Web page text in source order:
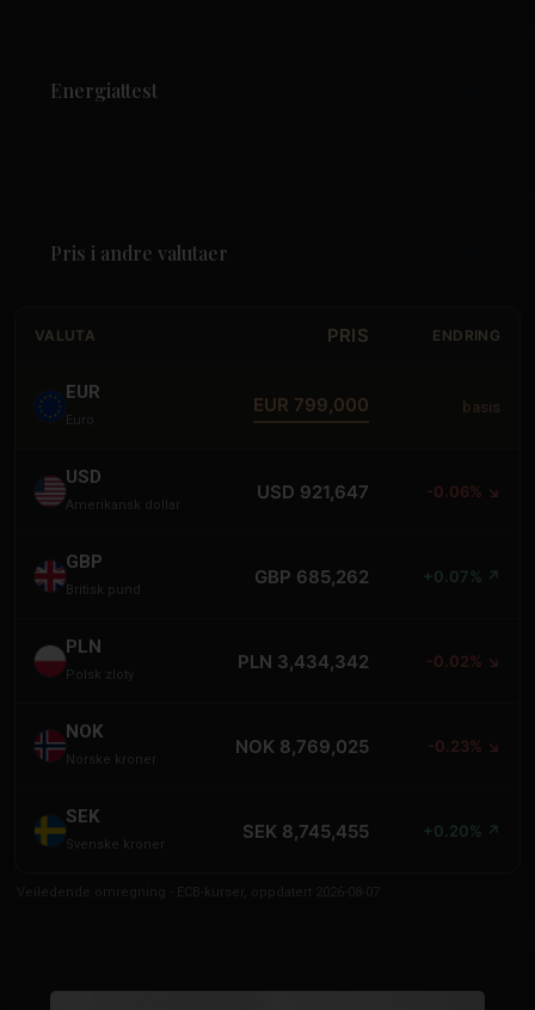
Energiattest
Pris i andre valutaer
VALUTA PRIS ENDRING
EUR
Euro
EUR 799,000 basis
USD
Amerikansk dollar
USD 921,647 -0.06% ↘
GBP
Britisk pund
GBP 685,262 +0.07% ↗
PLN
Polsk zloty
PLN 3,434,342 -0.02% ↘
NOK
Norske kroner
NOK 8,769,025 -0.23% ↘
SEK
Svenske kroner
SEK 8,745,455 +0.20% ↗